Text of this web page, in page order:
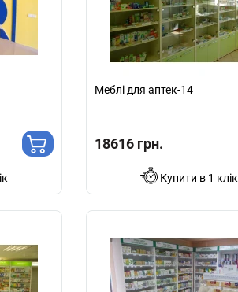
Меблі для аптек-14
18616 грн.
Купити в 1 клік